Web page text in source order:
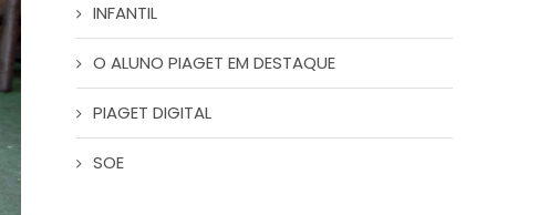
INFANTIL
O ALUNO PIAGET EM DESTAQUE
PIAGET DIGITAL
SOE